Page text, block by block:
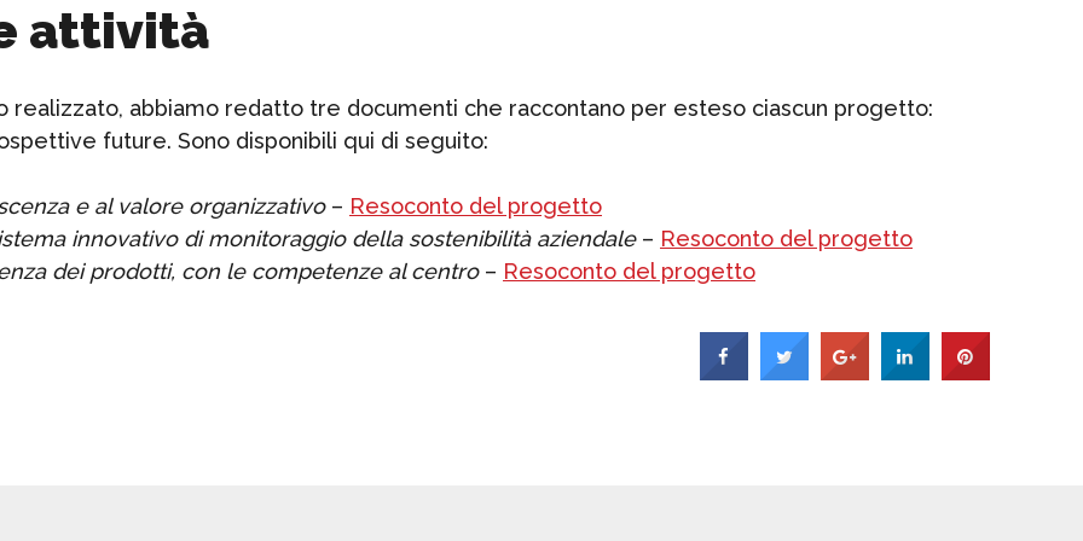
attività
abbiamo redatto tre documenti che raccontano per esteso ciascun progetto:
future. Sono disponibili qui di seguito:
e al valore organizzativo– Resoconto del progetto
innovativo di monitoraggio della sostenibilità aziendale– Resoconto del progetto
dei prodotti, con le competenze al centro– Resoconto del progetto